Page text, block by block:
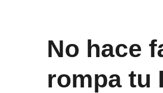
No hace
rompa tu